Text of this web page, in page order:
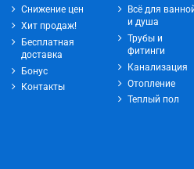
Снижение цен
Хит продаж!
Бесплатная
доставка
Бонус
Контакты
Всё для
и душа
Трубы и
фитинги
Канализация
Отопление
Теплый пол